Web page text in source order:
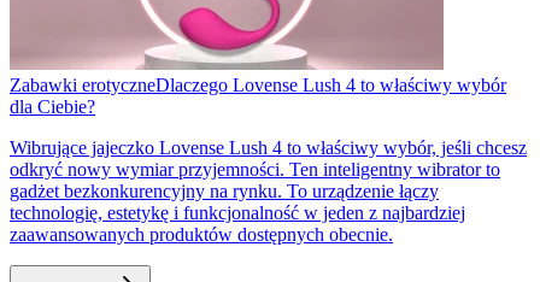
Zabawki erotyczneDlaczego Lovense Lush 4 to właściwy wybór
dla Ciebie?
Wibrujące jajeczko Lovense Lush 4 to właściwy wybór, jeśli chcesz
odkryć nowy wymiar przyjemności. Ten inteligentny wibrator to
gadżet bezkonkurencyjny na rynku. To urządzenie łączy
technologię, estetykę i funkcjonalność w jeden z najbardziej
zaawansowanych produktów dostępnych obecnie.